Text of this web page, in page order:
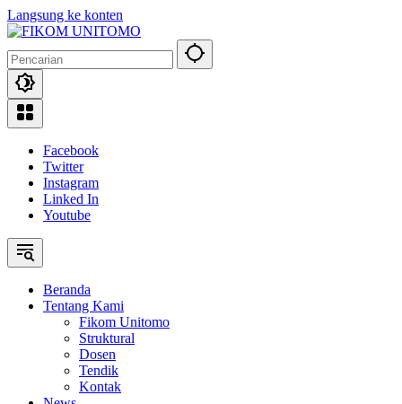
Langsung ke konten
Facebook
Twitter
Instagram
Linked In
Youtube
Beranda
Tentang Kami
Fikom Unitomo
Struktural
Dosen
Tendik
Kontak